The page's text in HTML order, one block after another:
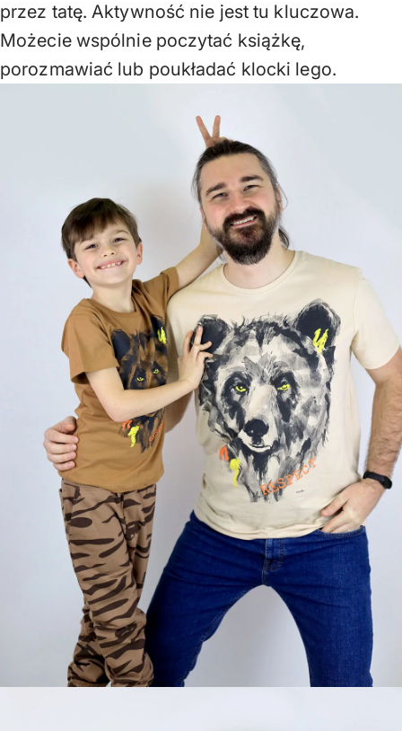
przez tatę. Aktywność nie jest tu kluczowa.
Możecie wspólnie poczytać książkę,
porozmawiać lub poukładać klocki lego.